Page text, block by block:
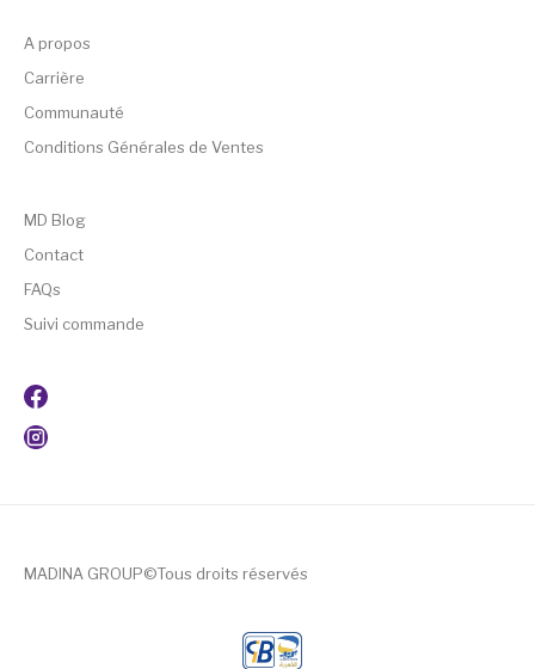
A propos
Carrière
Communauté
Conditions Générales de Ventes
MD Blog
Contact
FAQs
Suivi commande
MADINA GROUP©Tous droits réservés